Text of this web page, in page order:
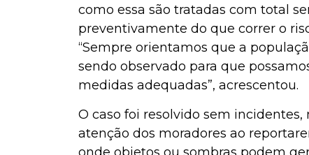
como essa são tratadas com total
preventivamente do que correr o
“Sempre orientamos que a
sendo observado para que
medidas adequadas”, acrescentou.
O caso foi resolvido sem
atenção dos moradores ao